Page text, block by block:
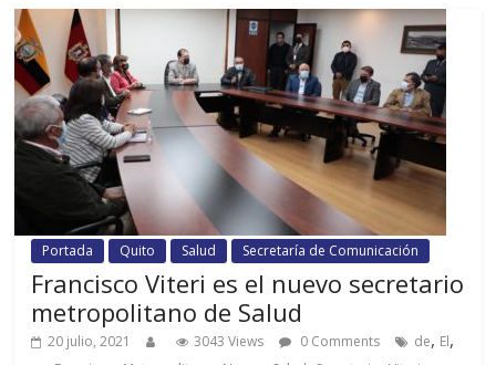
Portada Quito Salud Secretaría de Comunicación
Francisco Viteri es el nuevo secretario
metropolitano de Salud
20 julio, 2021 3043 Views 0 Comments de, El,